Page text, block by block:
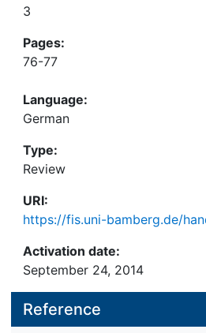
3
Pages:
76-77
Language:
German
Type:
Review
URI:
https://fis.uni-bamberg.de/
Activation date:
September 24, 2014
Reference